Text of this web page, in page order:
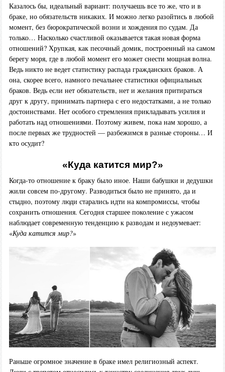
Казалось бы, идеальный вариант: получаешь все то же, что и в
браке, но обязательств никаких. И можно легко разойтись в любой
момент, без бюрократической возни и хождения по судам. Да
только… Насколько счастливой оказывается такая новая форма
отношений? Хрупкая, как песочный домик, построенный на самом
берегу моря, где в любой момент его может снести мощная волна.
Ведь никто не ведет статистику распада гражданских браков. А
она, скорее всего, намного печальнее статистики официальных
браков. Ведь если нет обязательств, нет и желания притираться
друг к другу, принимать партнера с его недостатками, а не только
достоинствами. Нет особого стремления прикладывать усилия и
работать над отношениями. Поэтому живем, пока нам хорошо, а
после первых же трудностей — разбежимся в разные стороны… И
кто осудит?
«Куда катится мир?»
Когда-то отношение к браку было иное. Наши бабушки и дедушки
жили совсем по-другому. Разводиться было не принято, да и
стыдно, поэтому люди старались идти на компромиссы, чтобы
сохранить отношения. Сегодня старшее поколение с ужасом
наблюдает современную тенденцию к разводам и недоумевает:
«Куда катится мир?»
Раньше огромное значение в браке имел религиозный аспект.